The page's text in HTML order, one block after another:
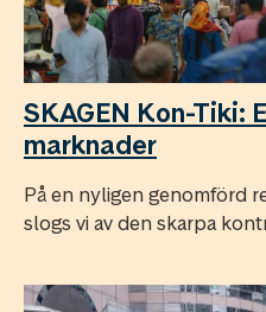
SKAGEN Kon-Tiki:
marknader
På en nyligen genomförd
slogs vi av den skarpa